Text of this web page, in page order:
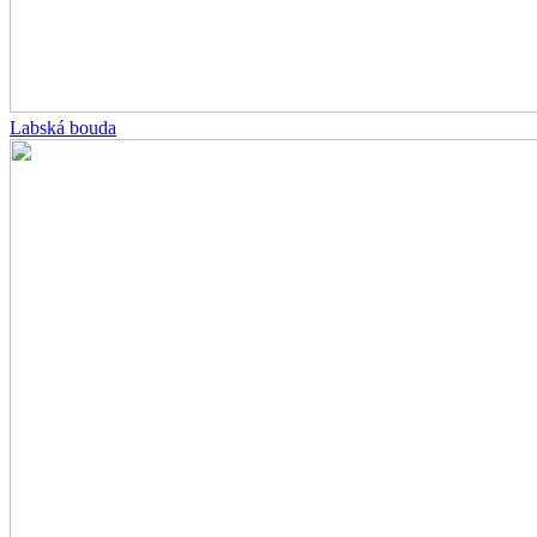
Labská bouda